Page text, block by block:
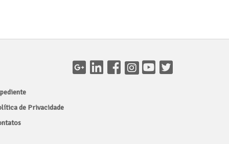
de Privacidade